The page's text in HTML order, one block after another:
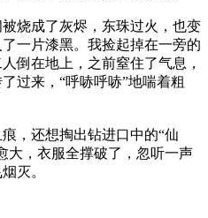
烧成了灰烬，东珠过火，也变
一片漆黑。我捡起掉在一旁的
倒在地上，之前窒住了气息，
过来，“呼哧呼哧”地喘着粗
，还想掏出钻进口中的“仙
大，衣服全撑破了，忽听一声
灭。